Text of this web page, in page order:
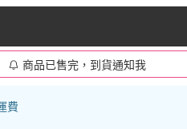
商品已售完，到貨通知我
費